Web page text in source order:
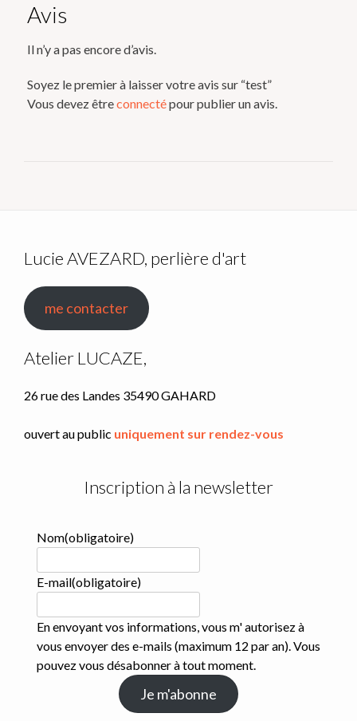
Avis
Il n’y a pas encore d’avis.
Soyez le premier à laisser votre avis sur “test”
Vous devez êtreconnectépour publier un avis.
Lucie AVEZARD, perlière d'art
me contacter
Atelier LUCAZE,
26 rue des Landes 35490 GAHARD
ouvert au public uniquement sur rendez-vous
Inscription à la newsletter
Nom(obligatoire)
E-mail(obligatoire)
En envoyant vos informations, vous m' autorisez à
vous envoyer des e-mails (maximum 12 par an). Vous
pouvez vous désabonner à tout moment.
Je m'abonne